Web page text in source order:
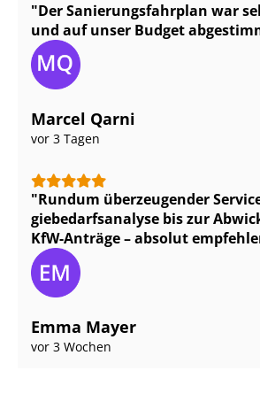
Der Sa­nie­rungs­fahr­plan war
und auf unser Budget
Marcel Qarni
vor 3 Tagen
Rundum überzeugender
gie­be­darfs­ana­ly­se bis zur
KfW-Anträge – absolut
Emma Mayer
vor 3 Wochen